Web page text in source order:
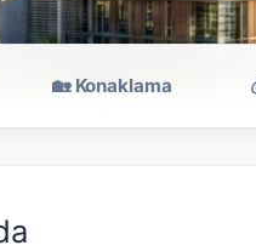
🏡 Konaklama